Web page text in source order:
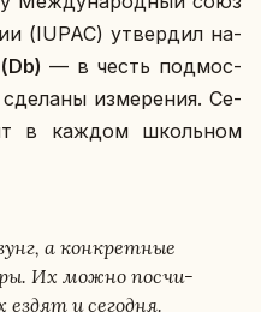
(IUPAC) утвер­дил на­
— в честь под­мос­
из­ме­ре­ния. Се­
в каждом школь­ном
а кон­крет­ные
Их можно по­счи­
и се­го­дня.